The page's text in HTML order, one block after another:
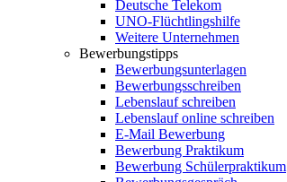
Deutsche Telekom
UNO-Flüchtlingshilfe
Weitere Unternehmen
Bewerbungstipps
Bewerbungsunterlagen
Bewerbungsschreiben
Lebenslauf schreiben
Lebenslauf online schreiben
E-Mail Bewerbung
Bewerbung Praktikum
Bewerbung Schülerpraktikum